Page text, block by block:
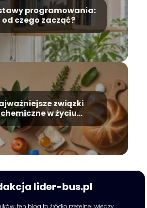
programowania:
od czego zacząć?
związki
chemiczne w życiu
codziennym
lider-bus.pl